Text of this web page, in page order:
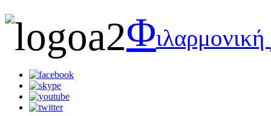
Φιλαρμονική